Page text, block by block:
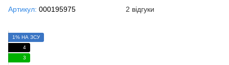
Артикул: 000195975 2 відгуки
1% НА ЗСУ
4
3